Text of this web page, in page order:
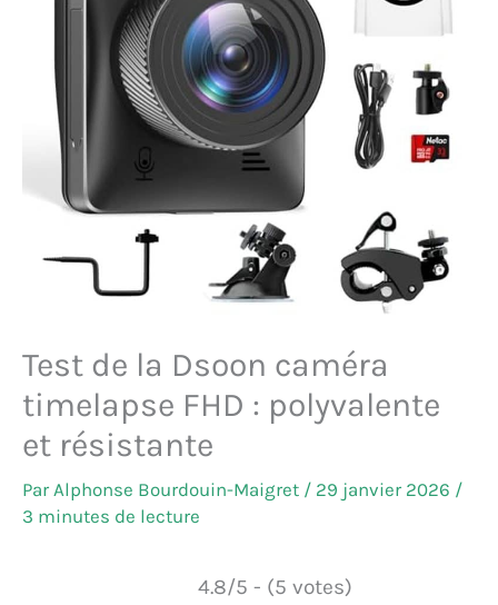
Test de la Dsoon caméra
timelapse FHD : polyvalente
et résistante
ParAlphonse Bourdouin-Maigret / 29 janvier 2026 /
3 minutes de lecture
4.8/5 - (5 votes)